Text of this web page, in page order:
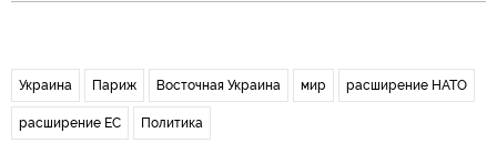
Украина Париж Восточная Украина мир расширение НАТО
расширение ЕС Политика